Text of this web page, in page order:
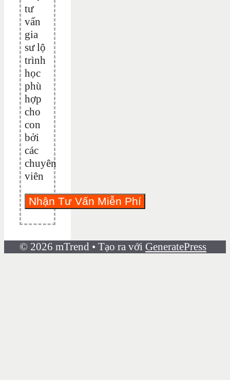
tư
vấn
gia
sư lộ
trình
học
phù
hợp
cho
con
bởi
các
chuyên
viên
© 2026 mTrend • Tạo ra với GeneratePress